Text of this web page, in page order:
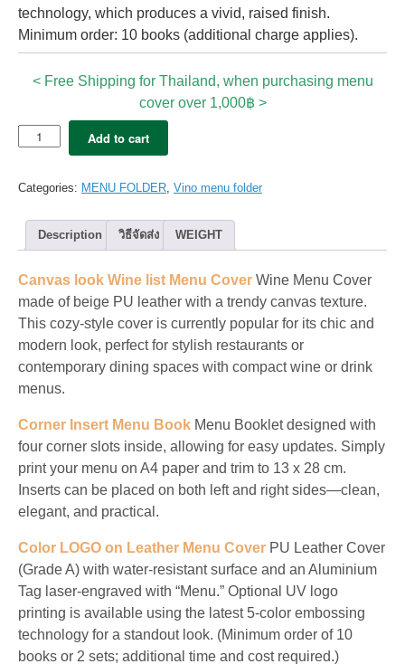
technology, which produces a vivid, raised finish.
Minimum order: 10 books (additional charge applies).
< Free Shipping for Thailand, when purchasing menu
cover over 1,000฿ >
5x
de
Cover
Pages
Cozy
Beige
quantity
Add to cart
Categories: MENU FOLDER Vino menu folder
Description วิธีจัดส่ง WEIGHT
Canvas look Wine list Menu Cover Wine Menu Cover
made of beige PU leather with a trendy canvas texture.
This cozy-style cover is currently popular for its chic and
modern look, perfect for stylish restaurants or
contemporary dining spaces with compact wine or drink
menus.
Corner Insert Menu Book Menu Booklet designed with
four corner slots inside, allowing for easy updates. Simply
print your menu on A4 paper and trim to 13 x 28 cm.
Inserts can be placed on both left and right sides—clean,
elegant, and practical.
Color LOGO on Leather Menu Cover PU Leather Cover
(Grade A) with water-resistant surface and an Aluminium
Tag laser-engraved with “Menu.” Optional UV logo
printing is available using the latest 5-color embossing
technology for a standout look. (Minimum order of 10
books or 2 sets; additional time and cost required.)